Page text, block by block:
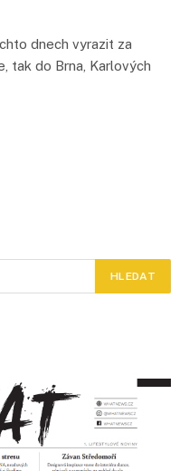
dnech vyrazit za
tak do Brna, Karlových